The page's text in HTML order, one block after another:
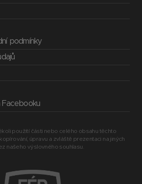
podmínky
Facebooku
použití části nebo celého obsahu těchto
úpravu a zvláště prezentaci na jiných
našeho výslovného souhlasu.